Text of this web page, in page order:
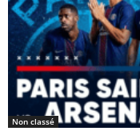
Non classé